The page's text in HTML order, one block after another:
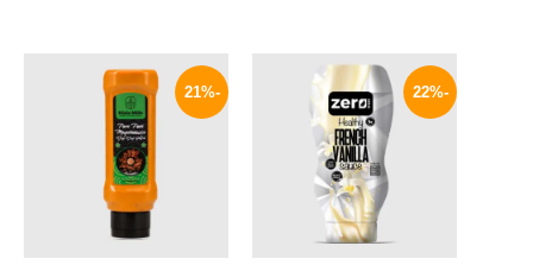
-22%
السعر
الأصلي
هو:
190 EGP.
الحالي
هو:
149 EGP.
-21%
الأصلي
هو:
100 EGP.
الحالي